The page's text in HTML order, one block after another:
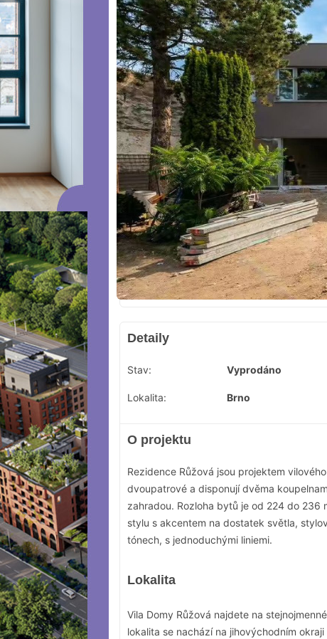
Detaily
Stav: Vyprodáno
Lokalita: Brno
O projektu
Rezidence Růžová jsou projektem
dvoupatrové a disponují dvěma
zahradou. Rozloha bytů je od 224 do
stylu s akcentem na dostatek světla,
tónech, s jednoduchými liniemi.
Lokalita
Vila Domy Růžová najdete na
lokalita se nachází na jihovýchodním